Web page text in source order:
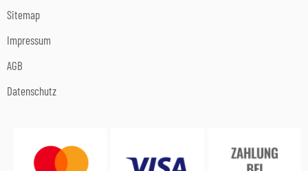
Sitemap
Impressum
AGB
Datenschutz